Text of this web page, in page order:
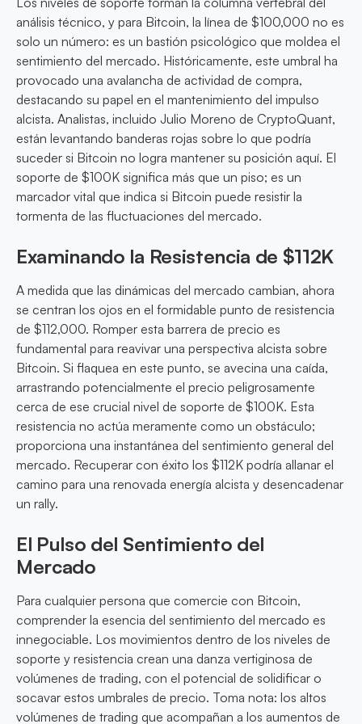
análisis técnico, y para Bitcoin, la línea de $100,000 no es
solo un número: es un bastión psicológico que moldea el
sentimiento del mercado. Históricamente, este umbral ha
provocado una avalancha de actividad de compra,
destacando su papel en el mantenimiento del impulso
alcista. Analistas, incluido Julio Moreno de CryptoQuant,
están levantando banderas rojas sobre lo que podría
suceder si Bitcoin no logra mantener su posición aquí. El
soporte de $100K significa más que un piso; es un
marcador vital que indica si Bitcoin puede resistir la
tormenta de las fluctuaciones del mercado.
Examinando la Resistencia de $112K
A medida que las dinámicas del mercado cambian, ahora
se centran los ojos en el formidable punto de resistencia
de $112,000. Romper esta barrera de precio es
fundamental para reavivar una perspectiva alcista sobre
Bitcoin. Si flaquea en este punto, se avecina una caída,
arrastrando potencialmente el precio peligrosamente
cerca de ese crucial nivel de soporte de $100K. Esta
resistencia no actúa meramente como un obstáculo;
proporciona una instantánea del sentimiento general del
mercado. Recuperar con éxito los $112K podría allanar el
camino para una renovada energía alcista y desencadenar
un rally.
El Pulso del Sentimiento del
Mercado
Para cualquier persona que comercie con Bitcoin,
comprender la esencia del sentimiento del mercado es
innegociable. Los movimientos dentro de los niveles de
soporte y resistencia crean una danza vertiginosa de
volúmenes de trading, con el potencial de solidificar o
socavar estos umbrales de precio. Toma nota: los altos
volúmenes de trading que acompañan a los aumentos de